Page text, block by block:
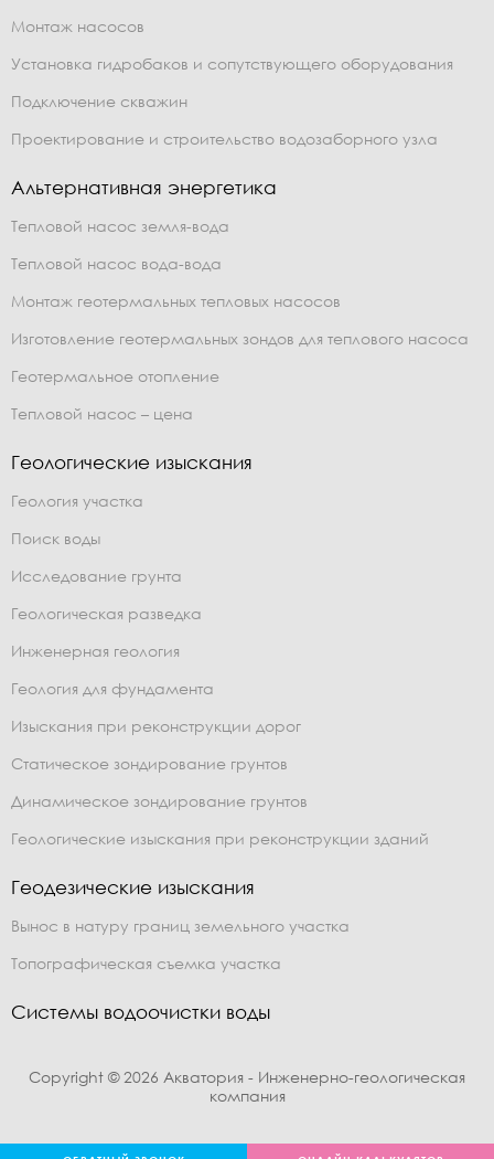
Монтаж насосов
Установка гидробаков и сопутствующего оборудования
Подключение скважин
Проектирование и строительство водозаборного узла
Альтернативная энергетика
Тепловой насос земля-вода
Тепловой насос вода-вода
Монтаж геотермальных тепловых насосов
Изготовление геотермальных зондов для теплового насоса
Геотермальное отопление
Тепловой насос – цена
Геологические изыскания
Геология участка
Поиск воды
Исследование грунта
Геологическая разведка
Инженерная геология
Геология для фундамента
Изыскания при реконструкции дорог
Статическое зондирование грунтов
Динамическое зондирование грунтов
Геологические изыскания при реконструкции зданий
Геодезические изыскания
Вынос в натуру границ земельного участка
Топографическая съемка участка
Системы водоочистки воды
Copyright © 2026 Акватория - Инженерно-геологическая
компания